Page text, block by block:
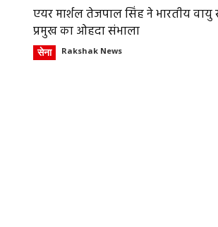
एयर मार्शल तेजपाल सिंह ने भारतीय
प्रमुख का ओहदा संभाला
सेना Rakshak News